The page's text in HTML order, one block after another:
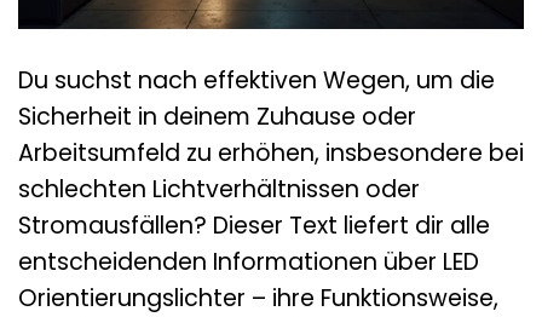
Du suchst nach effektiven Wegen, um die
Sicherheit in deinem Zuhause oder
Arbeitsumfeld zu erhöhen, insbesondere bei
schlechten Lichtverhältnissen oder
Stromausfällen? Dieser Text liefert dir alle
entscheidenden Informationen über LED
Orientierungslichter – ihre Funktionsweise,